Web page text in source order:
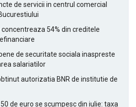
de servicii in centrul comercial
54% din creditele
de securitate sociala inaspreste
salariatilor
autorizatia BNR de institutie de
de euro se scumpesc din iulie: taxa